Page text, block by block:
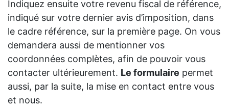
Indiquez ensuite votre revenu fiscal de référence,
indiqué sur votre dernier avis d’imposition, dans
le cadre référence, sur la première page. On vous
demandera aussi de mentionner vos
coordonnées complètes, afin de pouvoir vous
contacter ultérieurement. Le formulaire permet
aussi, par la suite, la mise en contact entre vous
et nous.